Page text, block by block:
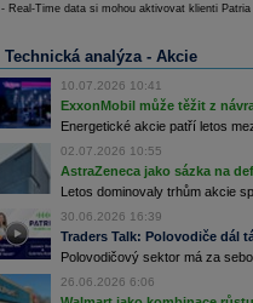
- Real-Time data si mohou aktivovat klienti
Technická analýza - Akcie
10.07.2026 10:41
ExxonMobil může těžit z
Energetické akcie patří letos
02.07.2026 10:55
AstraZeneca jako sázka na
Letos dominovaly trhům akcie
30.06.2026 16:39
Traders Talk: Polovodiče dál
Polovodičový sektor má za
26.06.2026 6:06